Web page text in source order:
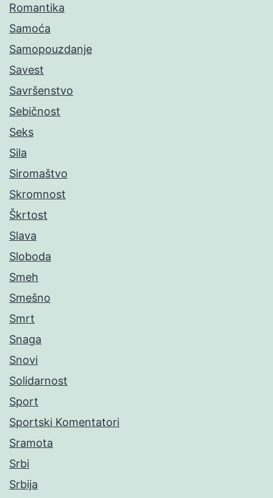
Romantika
Samoća
Samopouzdanje
Savest
Savršenstvo
Sebičnost
Seks
Sila
Siromaštvo
Skromnost
Škrtost
Slava
Sloboda
Smeh
Smešno
Smrt
Snaga
Snovi
Solidarnost
Sport
Sportski Komentatori
Sramota
Srbi
Srbija